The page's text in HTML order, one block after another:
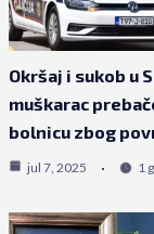
Okršaj i sukob u
muškarac
bolnicu zbog
jul 7, 2025 1